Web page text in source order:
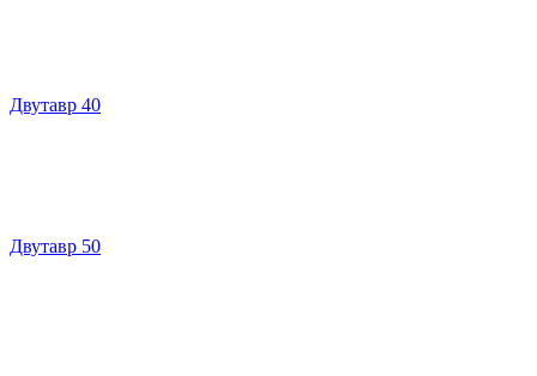
Двутавр 40
Двутавр 50